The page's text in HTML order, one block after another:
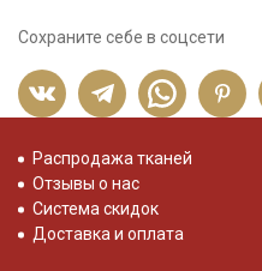
Сохраните себе в соцсети
Распродажа тканей
Отзывы о нас
Система скидок
Доставка и оплата